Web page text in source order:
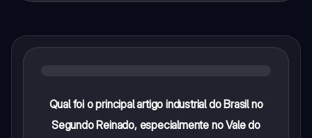
Qual foi o principal artigo industrial do Brasil no
Segundo Reinado, especialmente no Vale do